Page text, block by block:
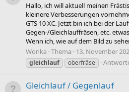
Hallo, ich will aktuell meinen
kleinere Verbesserungen
GTS 10 XC. Jetzt bin ich bei der
Gegen-/Gleichlauffräsen, etc.
Wenn ich, wie auf dem Bild zu
Wonka Thema 13. November
gleichlauf
oberfräse
Gleichlauf / Gegenlauf